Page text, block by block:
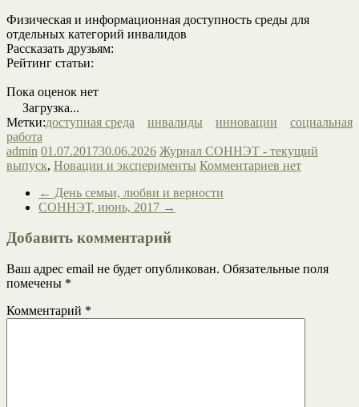
Физическая и информационная доступность среды для
отдельных категорий инвалидов
Рассказать друзьям:
Рейтинг статьи:
Пока оценок нет
Загрузка...
Метки:доступная среда инвалиды инновации
социальная
работа
admin 01.07.201730.06.2026 Журнал СОННЭТ - текущий
выпуск, Новации и эксперименты Комментариев нет
← День семьи, любви и верности
СОННЭТ, июнь, 2017 →
Добавить комментарий
Ваш адрес email не будет опубликован. Обязательные поля
помечены *
Комментарий *